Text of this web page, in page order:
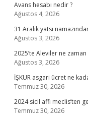
Avans hesabı nedir ?
Ağustos 4, 2026
31 Aralık yatsı
Ağustos 3, 2026
2025’te Aleviler ne
Ağustos 3, 2026
İŞKUR asgari ücret ne
Temmuz 30, 2026
2024 sicil affı meclis’ten
Temmuz 30, 2026